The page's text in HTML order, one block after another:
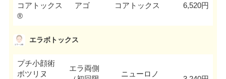
コアトックス
®
アゴ コアトックス 6,520円
エラボトックス
プチ小顔術
ボツリヌ
エラ両側
ニューロノ